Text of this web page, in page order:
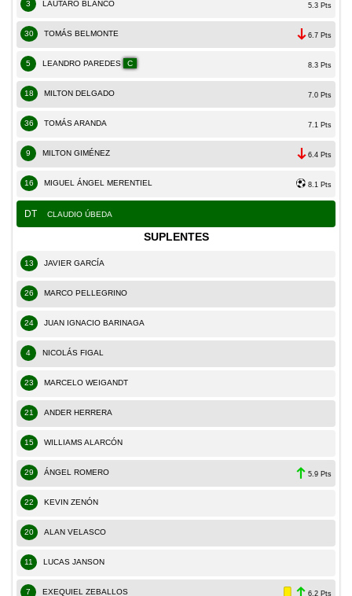
3 LAUTARO BLANCO 5.3 Pts
30 TOMÁS BELMONTE 6.7 Pts
5 LEANDRO PAREDES C 8.3 Pts
18 MILTON DELGADO 7.0 Pts
36 TOMÁS ARANDA 7.1 Pts
9 MILTON GIMÉNEZ 6.4 Pts
16 MIGUEL ÁNGEL MERENTIEL 8.1 Pts
DT CLAUDIO ÚBEDA
SUPLENTES
13 JAVIER GARCÍA
26 MARCO PELLEGRINO
24 JUAN IGNACIO BARINAGA
4 NICOLÁS FIGAL
23 MARCELO WEIGANDT
21 ANDER HERRERA
15 WILLIAMS ALARCÓN
29 ÁNGEL ROMERO 5.9 Pts
22 KEVIN ZENÓN
20 ALAN VELASCO
11 LUCAS JANSON
7 EXEQUIEL ZEBALLOS 6.2 Pts